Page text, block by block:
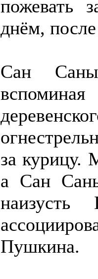
пожевать
днём,
Сан
за курицу.
а Сан
Пушкина.